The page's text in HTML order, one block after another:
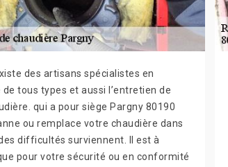
des artisans spécialistes en
tous types et aussi l’entretien de
qui a pour siège Pargny 80190
ou remplace votre chaudière dans
difficultés surviennent. Il est à
pour votre sécurité ou en conformité